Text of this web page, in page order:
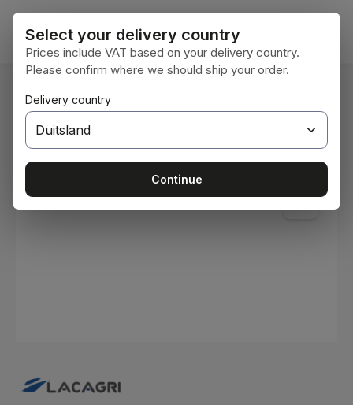
Ga naar de hoofdinhoud
U bent hier: Home
Verven en lakken
Afbeeldingengalerij overslaan
Select your delivery country
Prices include VAT based on your delivery country.
Please confirm where we should ship your order.
Delivery country
Continue